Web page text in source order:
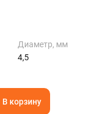
Диаметр, мм
4,5
В корзину